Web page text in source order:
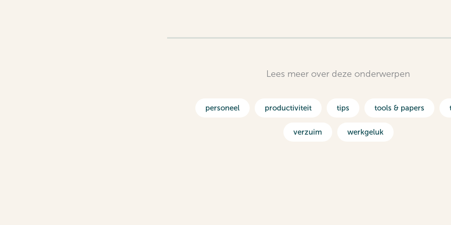
Lees meer over deze onderwerpen
personeel productiviteit tips tools & papers
verzuim werkgeluk